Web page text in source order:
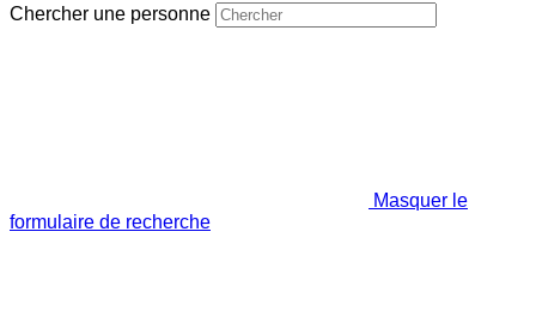
Chercher une personne
Masquer le
formulaire de recherche